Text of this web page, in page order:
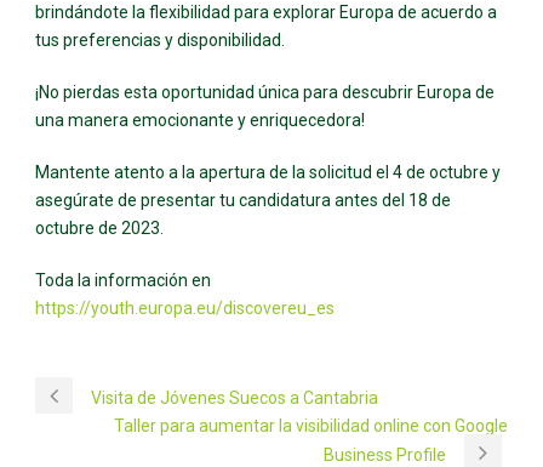
brindándote la flexibilidad para explorar Europa de acuerdo a
tus preferencias y disponibilidad.
¡No pierdas esta oportunidad única para descubrir Europa de
una manera emocionante y enriquecedora!
Mantente atento a la apertura de la solicitud el 4 de octubre y
asegúrate de presentar tu candidatura antes del 18 de
octubre de 2023.
Toda la información en
https://youth.europa.eu/discovereu_es
Visita de Jóvenes Suecos a Cantabria
Taller para aumentar la visibilidad online con Google
Business Profile